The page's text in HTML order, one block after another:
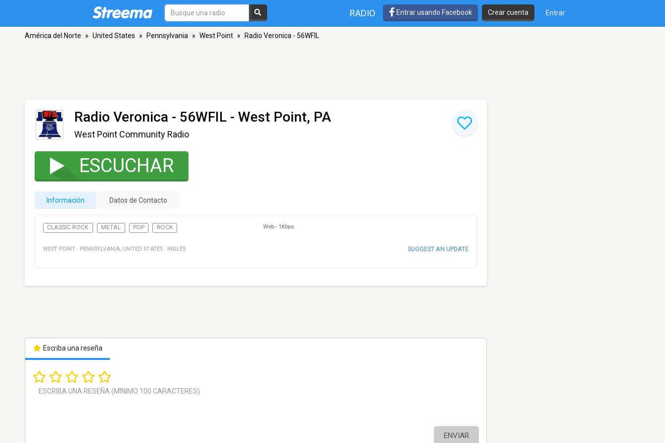
RADIO Entrar usando Facebook Crear cuenta Entrar
América del Norte » United States » Pennsylvania » West Point » Radio Veronica - 56WFIL
Radio Veronica - 56WFIL - West Point, PA
West Point Community Radio
ESCUCHAR
Información Datos de Contacto
CLASSIC ROCK METAL POP ROCK Web - 1Kbps
WEST POINT · PENNSYLVANIA, UNITED STATES · INGLÉS SUGGEST AN UPDATE
Escriba una reseña
ENVIAR